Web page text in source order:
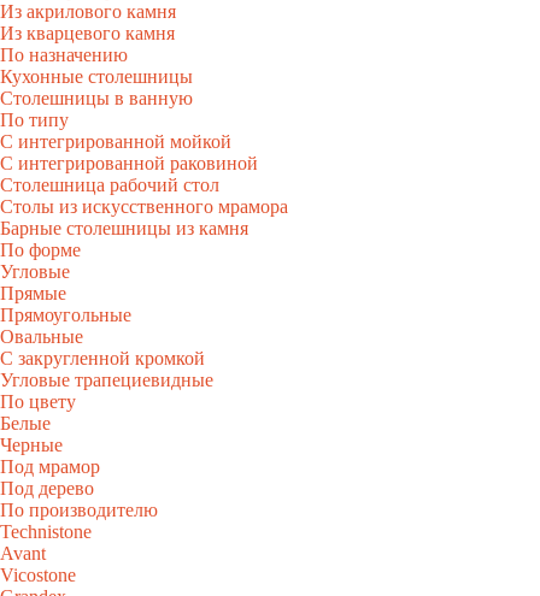
Из акрилового камня
Из кварцевого камня
По назначению
Кухонные столешницы
Столешницы в ванную
По типу
С интегрированной мойкой
С интегрированной раковиной
Столешница рабочий стол
Столы из искусственного мрамора
Барные столешницы из камня
По форме
Угловые
Прямые
Прямоугольные
Овальные
С закругленной кромкой
Угловые трапециевидные
По цвету
Белые
Черные
Под мрамор
Под дерево
По производителю
Technistone
Avant
Vicostone